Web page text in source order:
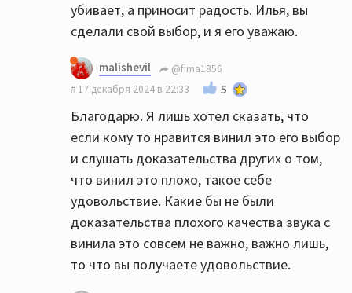
убивает, а приносит радость. Илья, вы
сделали свой выбор, и я его уважаю.
malishevil
@fima1856
17 декабря 2024 в 22:33
5
Благодарю. Я лишь хотел сказать, что
если кому то нравится винил это его выбор
и слушать доказательства других о том,
что винил это плохо, такое себе
удовольствие. Какие бы не были
доказательства плохого качества звука с
винила это совсем не важно, важно лишь,
то что вы получаете удовольствие.